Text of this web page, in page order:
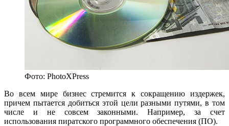
Фото: PhotoXPress
Во всем мире бизнес стремится к сокращению издержек,
причем пытается добиться этой цели разными путями, в том
числе и не совсем законными. Например, за счет
использования пиратского программного обеспечения (ПО).